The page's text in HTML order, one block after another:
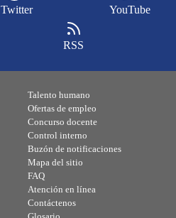
Twitter YouTube
RSS
Talento humano
Ofertas de empleo
Concurso docente
Control interno
Buzón de notificaciones
Mapa del sitio
FAQ
Atención en línea
Contáctenos